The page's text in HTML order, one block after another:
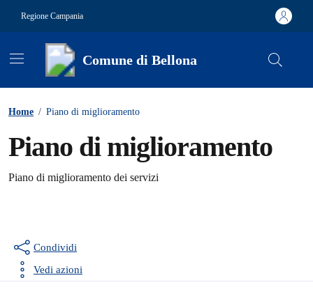
Regione Campania
Comune di Bellona
Home / Piano di miglioramento
Piano di miglioramento
Dettagli della notizia
Piano di miglioramento dei servizi
Condividi
Vedi azioni